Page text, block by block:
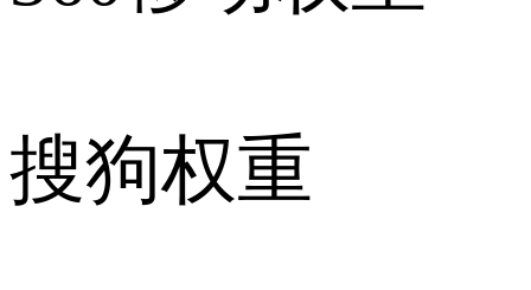
搜狗权重